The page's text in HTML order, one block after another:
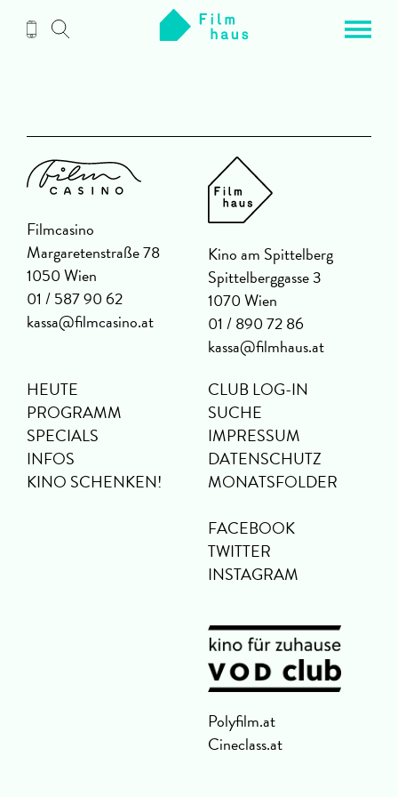
Inhalt
Filmcasino
Margaretenstraße 78
1050 Wien
01 / 587 90 62
kassa@filmcasino.at
Kino am Spittelberg
Spittelberggasse 3
1070 Wien
01 / 890 72 86
kassa@filmhaus.at
HEUTE
PROGRAMM
SPECIALS
INFOS
KINO SCHENKEN!
CLUB LOG-IN
SUCHE
IMPRESSUM
DATENSCHUTZ
MONATSFOLDER
FACEBOOK
TWITTER
INSTAGRAM
Polyfilm.at
Cineclass.at